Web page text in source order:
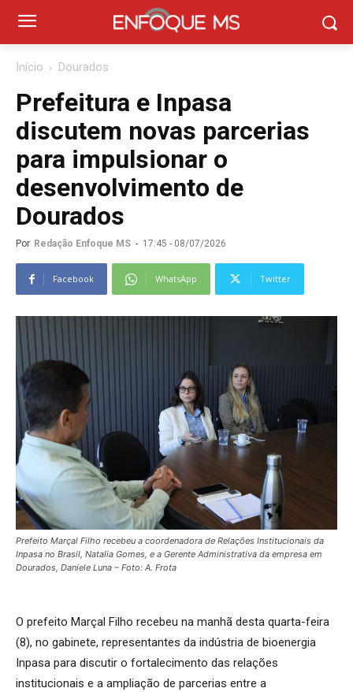
Início Dourados
Prefeitura e Inpasa
discutem novas parcerias
para impulsionar o
desenvolvimento de
Dourados
Por Redação Enfoque MS - 17:45 - 08/07/2026
Facebook WhatsApp Twitter
Prefeito Marçal Filho recebeu a coordenadora de Relações Institucionais da
Inpasa no Brasil, Natalia Gomes, e a Gerente Administrativa da empresa em
Dourados, Daniele Luna – Foto: A. Frota
O prefeito Marçal Filho recebeu na manhã desta quarta-feira
(8), no gabinete, representantes da indústria de bioenergia
Inpasa para discutir o fortalecimento das relações
institucionais e a ampliação de parcerias entre a